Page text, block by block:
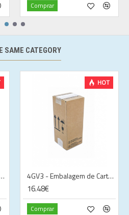
Comprar
SAME CATEGORY
de Cartão UN
HOT
4GV3 - Embalagem de Cartão UN
16.48€
Comprar